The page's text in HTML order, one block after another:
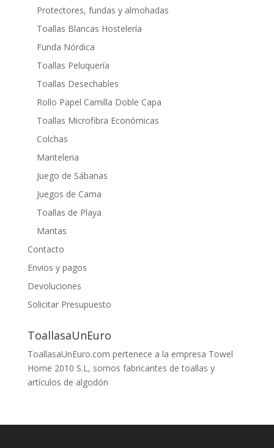
Protectores, fundas y almohadas
Toallas Blancas Hostelería
Funda Nórdica
Toallas Peluquería
Toallas Desechables
Rollo Papel Camilla Doble Capa
Toallas Microfibra Económicas
Colchas
Manteleria
Juego de Sábanas
Juegos de Cama
Toallas de Playa
Mantas
Contacto
Envios y pagos
Devoluciones
Solicitar Presupuesto
ToallasaUnEuro
ToallasaUnEuro.com pertenece a la empresa Towel
Home 2010 S.L, somos fabricantes de toallas y
artículos de algodón